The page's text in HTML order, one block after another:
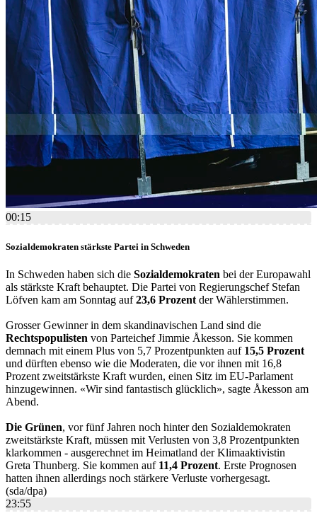
00:15
Sozialdemokraten stärkste Partei in Schweden
In Schweden haben sich die Sozialdemokraten bei der Europawahl
als stärkste Kraft behauptet. Die Partei von Regierungschef Stefan
Löfven kam am Sonntag auf23,6 Prozent der Wählerstimmen.
Grosser Gewinner in dem skandinavischen Land sind die
Rechtspopulisten von Parteichef Jimmie Åkesson. Sie kommen
demnach mit einem Plus von 5,7 Prozentpunkten auf 15,5 Prozent
und dürften ebenso wie die Moderaten, die vor ihnen mit 16,8
Prozent zweitstärkste Kraft wurden, einen Sitz im EU-Parlament
hinzugewinnen. «Wir sind fantastisch glücklich», sagte Åkesson am
Abend.
Die Grünen, vor fünf Jahren noch hinter den Sozialdemokraten
zweitstärkste Kraft, müssen mit Verlusten von 3,8 Prozentpunkten
klarkommen - ausgerechnet im Heimatland der Klimaaktivistin
Greta Thunberg. Sie kommen auf 11,4 Prozent. Erste Prognosen
hatten ihnen allerdings noch stärkere Verluste vorhergesagt.
(sda/dpa)
23:55